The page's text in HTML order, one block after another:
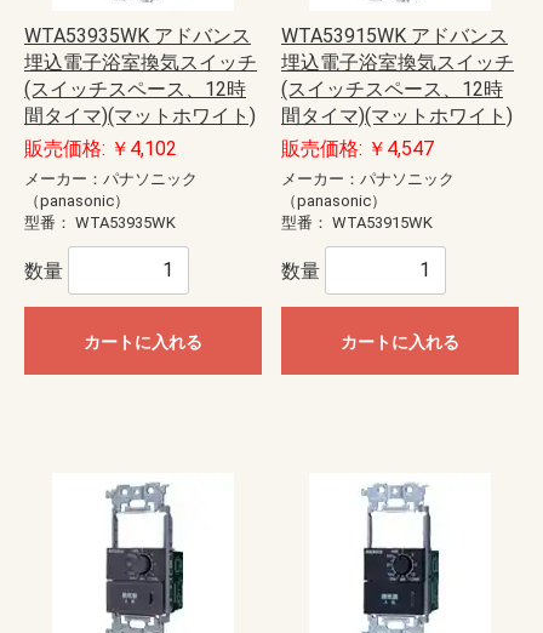
WTA53935WK アドバンス
埋込電子浴室換気スイッチ
(スイッチスペース、12時
間タイマ)(マットホワイト)
販売価格: ￥4,102
メーカー：パナソニック
（panasonic）
型番： WTA53935WK
数量
カートに入れる
WTA53915WK アドバンス
埋込電子浴室換気スイッチ
(スイッチスペース、12時
間タイマ)(マットホワイト)
販売価格: ￥4,547
メーカー：パナソニック
（panasonic）
型番： WTA53915WK
数量
カートに入れる